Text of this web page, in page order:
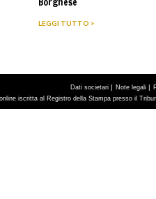
LEGGI TUTTO >
Dati societari Note legali
iscritta al Registro della Stampa presso il